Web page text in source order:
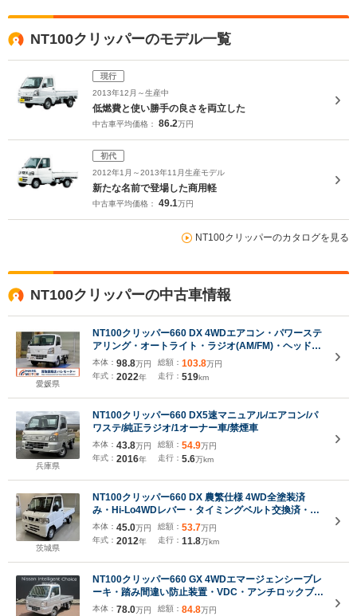
NT100クリッパーのモデル一覧
現行
2013年12月～生産中
低燃費と使い勝手の良さを両立した
中古車平均価格： 86.2万円
初代
2012年1月～2013年11月生産モデル
新たな名前で登場した商用軽
中古車平均価格： 49.1万円
NT100クリッパーのカタログを見る
NT100クリッパーの中古車情報
愛媛県
NT100クリッパー660 DX 4WDエアコン・パワーステ
アリング・オートライト・ラジオ(AM/FM)・ヘッドラ
イトレベライザー・保証書
本体： 98.8万円
年式： 2022年
総額： 103.8万円
走行： 519km
兵庫県
NT100クリッパー660 DX5速マニュアル/エアコン/パ
ワステ/純正ラジオ/1オーナー車/禁煙車
本体： 43.8万円
年式： 2016年
総額： 54.9万円
走行： 5.6万km
茨城県
NT100クリッパー660 DX 農繁仕様 4WD全塗装済
み・Hi-Lo4WDレバー・タイミングベルト交換済・三
方開
本体： 45.0万円
年式： 2012年
総額： 53.7万円
走行： 11.8万km
NT100クリッパー660 GX 4WDエマージェンシーブレ
ーキ・踏み間違い防止装置・VDC・アンチロックブレ
ーキ
本体： 78.0万円
総額： 84.8万円